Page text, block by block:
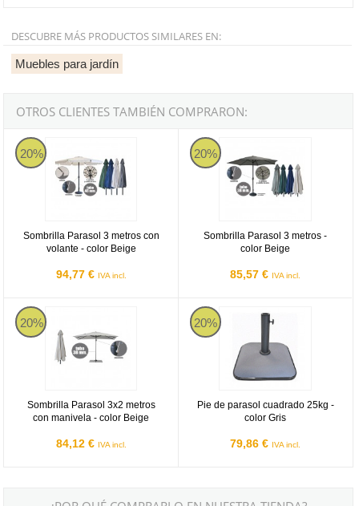
DESCUBRE MÁS PRODUCTOS SIMILARES EN:
Muebles para jardín
OTROS CLIENTES TAMBIÉN COMPRARON:
20%
Sombrilla Parasol 3 metros con
volante - color Beige
94,77 € IVA incl.
Sombrilla Parasol 3 metros con volante - color Beige
20%
Sombrilla Parasol 3 metros -
color Beige
85,57 € IVA incl.
Sombrilla Parasol 3 metros -
20%
Sombrilla Parasol 3x2 metros
con manivela - color Beige
84,12 € IVA incl.
Sombrilla Parasol 3x2 metros con manivela - color Beige
20%
Pie de parasol cuadrado 25kg -
color Gris
79,86 € IVA incl.
Pie de parasol cuadrado 25kg -